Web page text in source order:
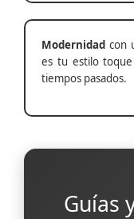
Modernidad con
es tu estilo
tiempos pasados.
Guías